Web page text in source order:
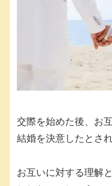
交際を始めた後、お
結婚を決意したとさ
お互いに対する理解